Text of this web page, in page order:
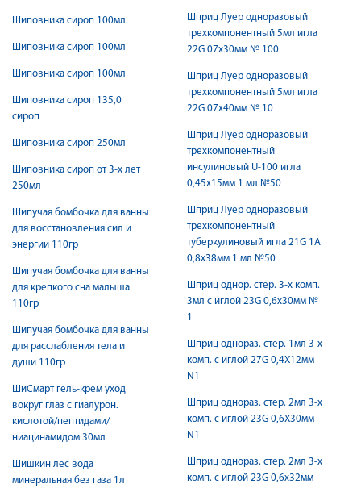
Шиповника сироп 100мл
Шиповника сироп 100мл
Шиповника сироп 100мл
Шиповника сироп 135,0
сироп
Шиповника сироп 250мл
Шиповника сироп от 3-х лет
250мл
Шипучая бомбочка для ванны
для восстановления сил и
энергии 110гр
Шипучая бомбочка для ванны
для крепкого сна малыша
110гр
Шипучая бомбочка для ванны
для расслабления тела и
души 110гр
ШиСмарт гель-крем уход
вокруг глаз с гиалурон.
кислотой/пептидами/
ниацинамидом 30мл
Шишкин лес вода
минеральная без газа 1л
Шприц Луер одноразовый
трехкомпонентный 5мл игла
22G 07х30мм № 100
Шприц Луер одноразовый
трехкомпонентный 5мл игла
22G 07х40мм № 10
Шприц Луер одноразовый
трехкомпонентный
инсулиновый U-100 игла
0,45х15мм 1 мл №50
Шприц Луер одноразовый
трехкомпонентный
туберкулиновый игла 21G 1А
0,8х38мм 1 мл №50
Шприц однор. стер. 3-х комп.
3мл с иглой 23G 0,6х30мм №
1
Шприц однораз. стер. 1мл 3-х
комп. с иглой 27G 0,4X12мм
N1
Шприц однораз. стер. 2мл 3-х
комп. с иглой 23G 0,6X30мм
N1
Шприц однораз. стер. 2мл 3-х
комп. с иглой 23G 0,6х32мм